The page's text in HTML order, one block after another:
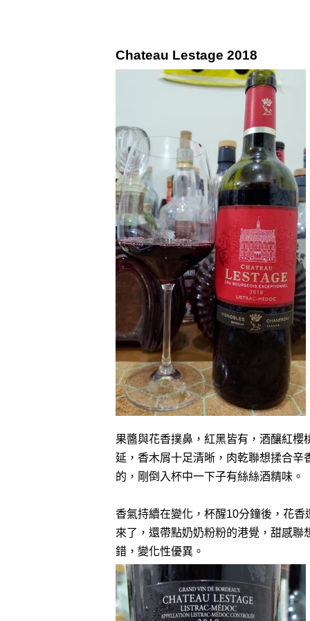
Chateau Lestage 2018
果醬與花香撲鼻，紅黑皆有，酒釀紅
延，香木屑十足清晰，肉乾聯想揉合
的，剛倒入杯中一下子有絲絲酒精味。
香氣持續在變化，杯醒10分鐘後，花
來了，還帶點奶奶粉粉的港覺，甜感
錯，變化性優異。